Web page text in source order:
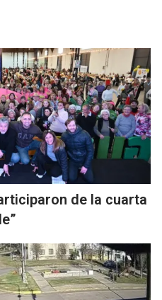
de la cuarta